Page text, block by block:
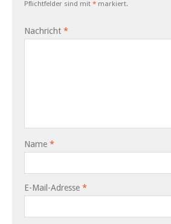
Pflichtfelder sind mit * markiert.
Nachricht *
Name *
E-Mail-Adresse *